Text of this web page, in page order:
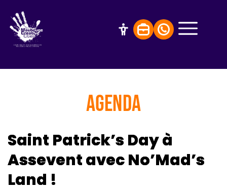
AGENDA
Saint Patrick’s Day à
Assevent avec No’Mad’s
Land !